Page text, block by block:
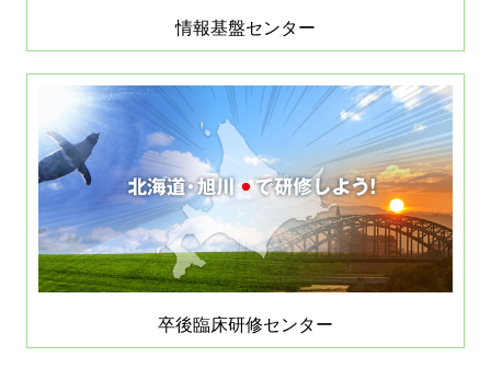
情報基盤センター
卒後臨床研修センター